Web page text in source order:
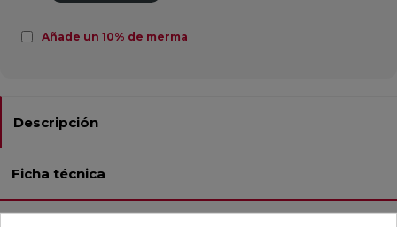
Añade un 10% de merma
Descripción
Ficha técnica